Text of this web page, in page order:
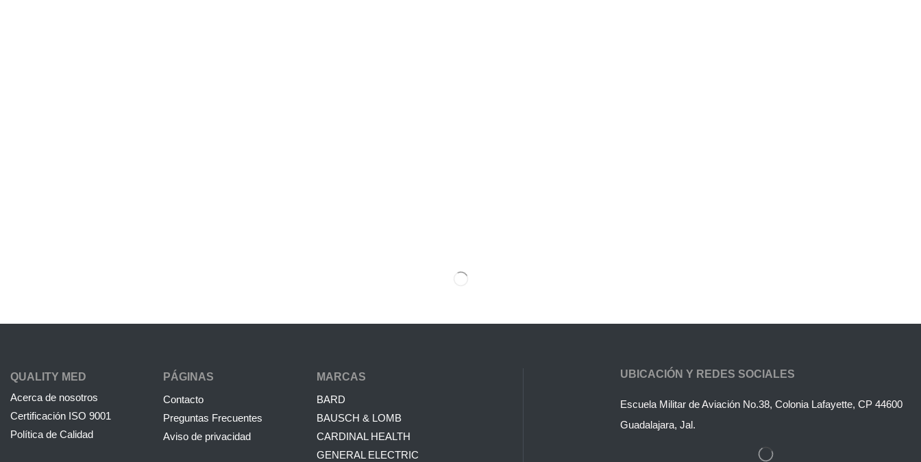
QUALITY MED
Acerca de nosotros
Certificación ISO 9001
Política de Calidad
PÁGINAS
Contacto
Preguntas Frecuentes
Aviso de privacidad
MARCAS
BARD
BAUSCH & LOMB
CARDINAL HEALTH
GENERAL ELECTRIC
UBICACIÓN Y REDES SOCIALES
Escuela Militar de Aviación No.38, Colonia Lafayette, CP 44600
Guadalajara, Jal.